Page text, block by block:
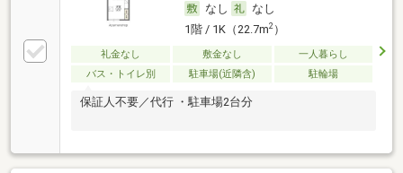
なし
なし
1階 / 1K（22.7m2）
礼金なし 敷金なし
一人暮らし
バス・トイレ別
駐車場(近隣含) 駐輪場
保証人不要／代行 ・駐車場2台分